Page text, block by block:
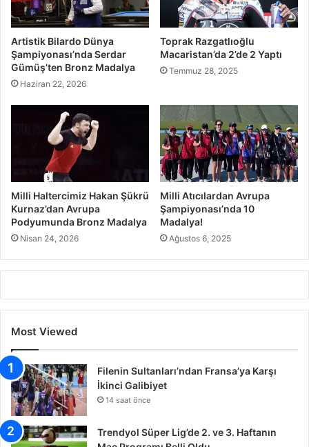
Artistik Bilardo Dünya
Şampiyonası’nda Serdar
Gümüş’ten Bronz Madalya
Haziran 22, 2026
Toprak Razgatlıoğlu
Macaristan’da 2’de 2 Yaptı
Temmuz 28, 2025
Milli Haltercimiz Hakan Şükrü
Kurnaz’dan Avrupa
Podyumunda Bronz Madalya
Nisan 24, 2026
Milli Atıcılardan Avrupa
Şampiyonası’nda 10
Madalya!
Ağustos 6, 2025
Most Viewed
Filenin Sultanları’ndan Fransa’ya Karşı
İkinci Galibiyet
14 saat önce
Trendyol Süper Lig’de 2. ve 3. Haftanın